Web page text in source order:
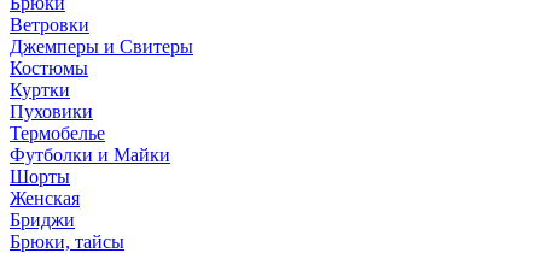
Ветровки
Джемперы и Свитеры
Костюмы
Куртки
Пуховики
Термобелье
Футболки и Майки
Шорты
Женская
Бриджи
Брюки, тайсы